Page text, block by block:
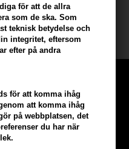
för att de allra
som de ska. Som
teknisk betydelse och
integritet, eftersom
efter på andra
för att komma ihåg
att komma ihåg
på webbplatsen, det
du har när